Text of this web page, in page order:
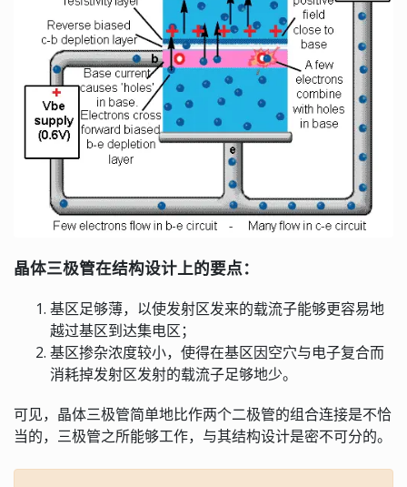
晶体三极管在结构设计上的要点：
基区足够薄，以使发射区发来的载流子能够更容易地
越过基区到达集电区；
基区掺杂浓度较小，使得在基区因空穴与电子复合而
消耗掉发射区发射的载流子足够地少。
可见，晶体三极管简单地比作两个二极管的组合连接是不恰
当的，三极管之所能够工作，与其结构设计是密不可分的。